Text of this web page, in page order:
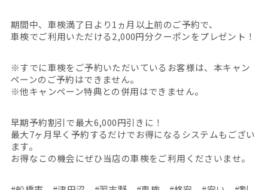
期間中、車検満了日より1ヵ月以上前のご予約で、
車検でご利用いただける2,000円分クーポンをプレゼント！
※すでに車検をご予約いただいているお客様は、本キャン
ペーンのご予約はできません。
※他キャンペーン特典との併用はできません。
早期予約割引で最大6,000円引きに！
最大7ヶ月早く予約するだけでお得になるシステムもござい
ます。
お得なこの機会にぜひ当店の車検をご利用くださいませ。